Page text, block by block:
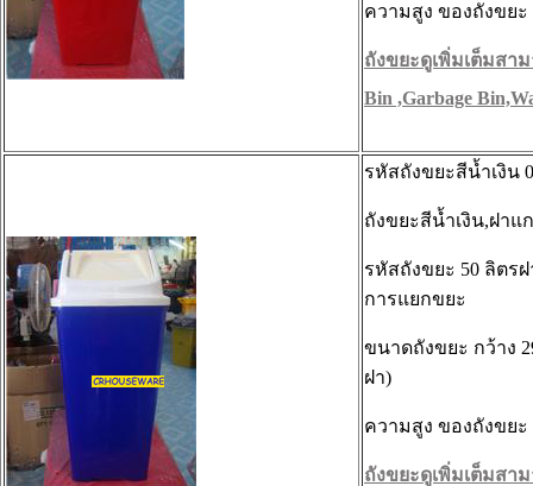
ความสูง ของถังขยะ
ถังขยะดูเพิ่มเต็มสา
Bin ,Garbage
รหัสถังขยะสีน้ำเงิน
ถังขยะสีน้ำเงิน,ฝาแ
รหัสถังขยะ 50 ลิตร
การแยกขยะ
ขนาดถังขยะ กว้าง
ฝา)
ความสูง ของถังขยะ
ถังขยะดูเพิ่มเต็มสา